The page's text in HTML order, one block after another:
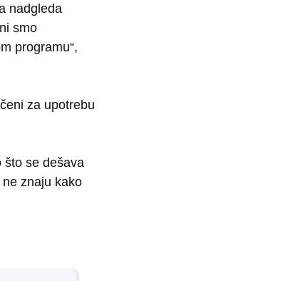
nadgleda
smo
programu“,
za upotrebu
što se dešava
znaju kako